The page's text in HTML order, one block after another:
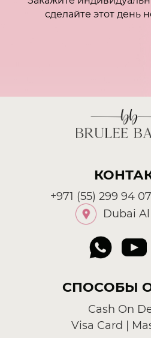
сделайте этот день
Политика конфиденциальности
Линейка без сахара
Детские торты
Корпоративные торты
Торты на день рождения для
Десерты
Visa Card | Master Card
КАТАЛОГ